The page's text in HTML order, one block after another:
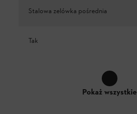
Stalowa zelówka pośrednia
Tak
Pokaż wszystkie